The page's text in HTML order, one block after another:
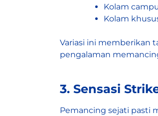
Kolam
Kolam
Variasi ini memberikan
pengalaman
3. Sensasi
Pemancing sejati pasti